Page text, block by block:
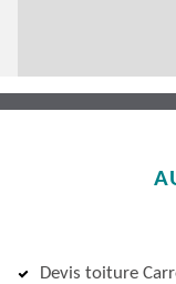
Devis toiture